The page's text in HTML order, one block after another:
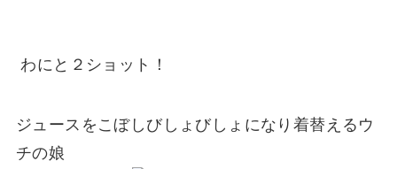
わにと２ショット！
ジュースをこぼしびしょびしょになり着替えるウ
チの娘